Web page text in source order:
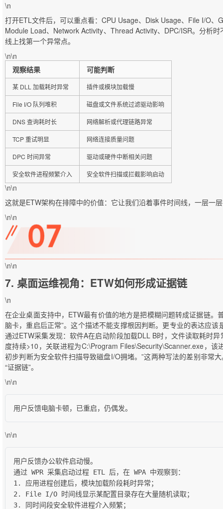
\n
打开ETL文件后，可以重点看：CPU Usage、Disk Usage、File I/O、
Module Load、Network Activity、Thread Activity、DPC/ISR。分析
线上找第一个异常点。
\n\n
观察结果
可能判断
某 DLL 加载耗时异常 插件或模块加载慢
File I/O 队列堆积 磁盘或文件系统过滤驱动影响
DNS 查询耗时长 网络解析或代理链路异常
TCP 重试明显 网络连接质量问题
DPC 时间异常 驱动或硬件中断相关问题
安全软件进程频繁介入 安全软件扫描或拦截影响启动
\n\n
这就是ETW架构在排障中的价值：它让我们沿着事件时间线，一层一
\n\n
\n\n
7. 桌面运维视角：ETW如何形成证据链
\n
在企业桌面支持中，ETW最有价值的地方是把模糊问题转成证据链。
脑卡，重启后正常”。这个描述不能支撑根因判断。更专业的表达应该
通过ETW采集发现：软件A在启动阶段加载DLL B时，文件读取耗时
度持续>10，关联进程为C:\Program Files\Security\Scanner.exe，
初步判断为安全软件扫描导致磁盘I/O拥堵。”这两种写法的差别非常
“证据链”。
\n\n
用户反馈电脑卡顿，已重启，仍偶发。
\n\n
用户反馈办公软件启动慢。
通过 WPR 采集启动过程 ETL 后，在 WPA 中观察到：
1. 应用进程创建后，模块加载阶段耗时异常；
2. File I/O 时间线显示某配置目录存在大量随机读取；
3. 同时间段安全软件进程介入频繁；